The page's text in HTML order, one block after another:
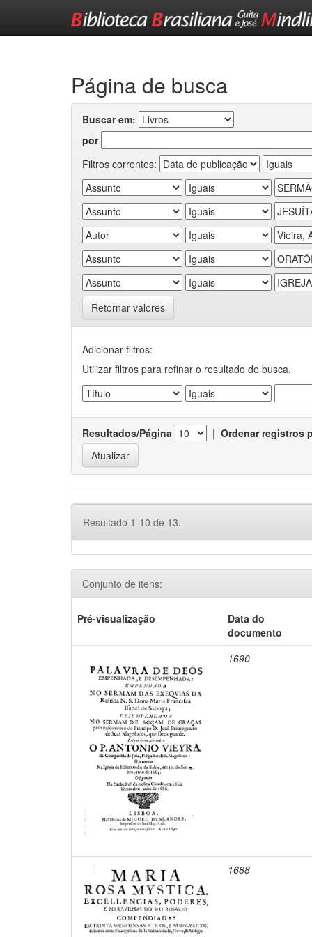
Página de busca
Buscar em:
por
Filtros correntes:
Retornar valores
Adicionar filtros:
Utilizar filtros para refinar o resultado de busca.
Resultados/Página | Ordenar registros
Resultado 1-10 de 13.
Conjunto de itens:
Pré-visualização
Data do
documento
1690
1688